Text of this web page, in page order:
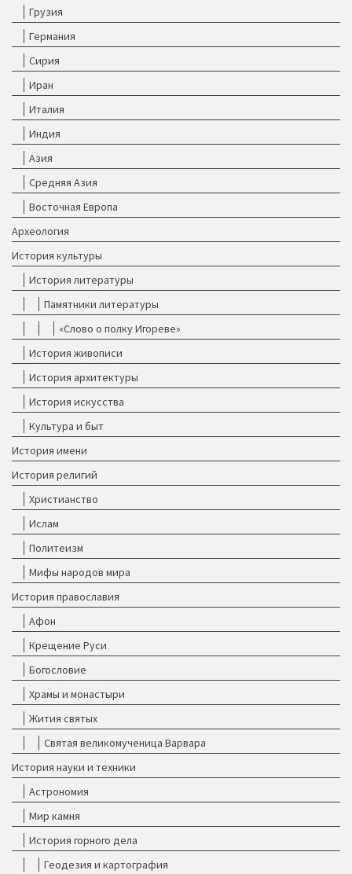
Грузия
Германия
Сирия
Иран
Италия
Индия
Азия
Средняя Азия
Восточная Европа
Археология
История культуры
История литературы
Памятники литературы
«Слово о полку Игореве»
История живописи
История архитектуры
История искусства
Культура и быт
История имени
История религий
Христианство
Ислам
Политеизм
Мифы народов мира
История православия
Афон
Крещение Руси
Богословие
Храмы и монастыри
Жития святых
Святая великомученица Варвара
История науки и техники
Астрономия
Мир камня
История горного дела
Геодезия и картография